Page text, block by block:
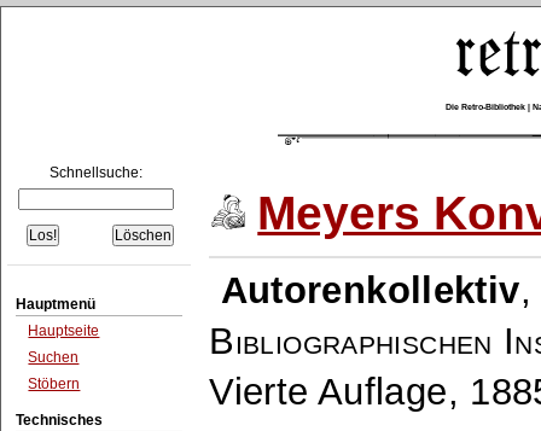
Die Retro-Bibliothek |
Schnellsuche:
Hauptmenü
Hauptseite
Suchen
Stöbern
Technisches
Meyers
Autorenkollektiv
Bibliographischen
Vierte Auflage,